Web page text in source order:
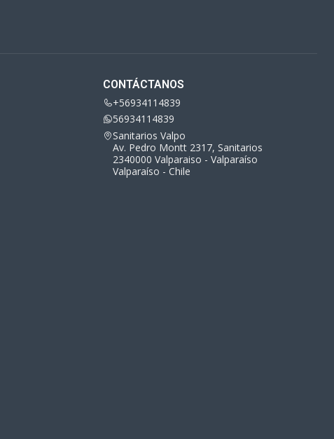
CONTÁCTANOS
+56934114839
56934114839
Sanitarios Valpo
Av. Pedro Montt 2317, Sanitarios
2340000 Valparaiso - Valparaíso
Valparaíso - Chile